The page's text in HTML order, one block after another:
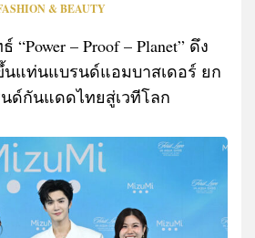
& BEAUTY
– Proof – Planet” ดึง
นแท่นแบรนด์แอมบาสเดอร์ ยก
ด์กันแดดไทยสู่เวทีโลก